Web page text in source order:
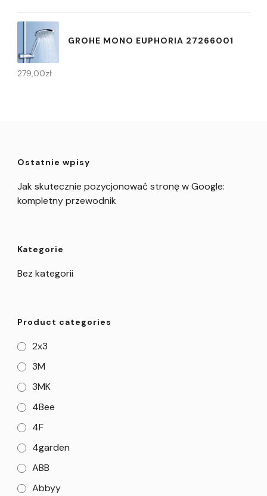
GROHE MONO EUPHORIA 27266001
279,00zł
Ostatnie wpisy
Jak skutecznie pozycjonować stronę w Google:
kompletny przewodnik
Kategorie
Bez kategorii
Product categories
2x3
3M
3MK
4Bee
4F
4garden
ABB
Abbyy